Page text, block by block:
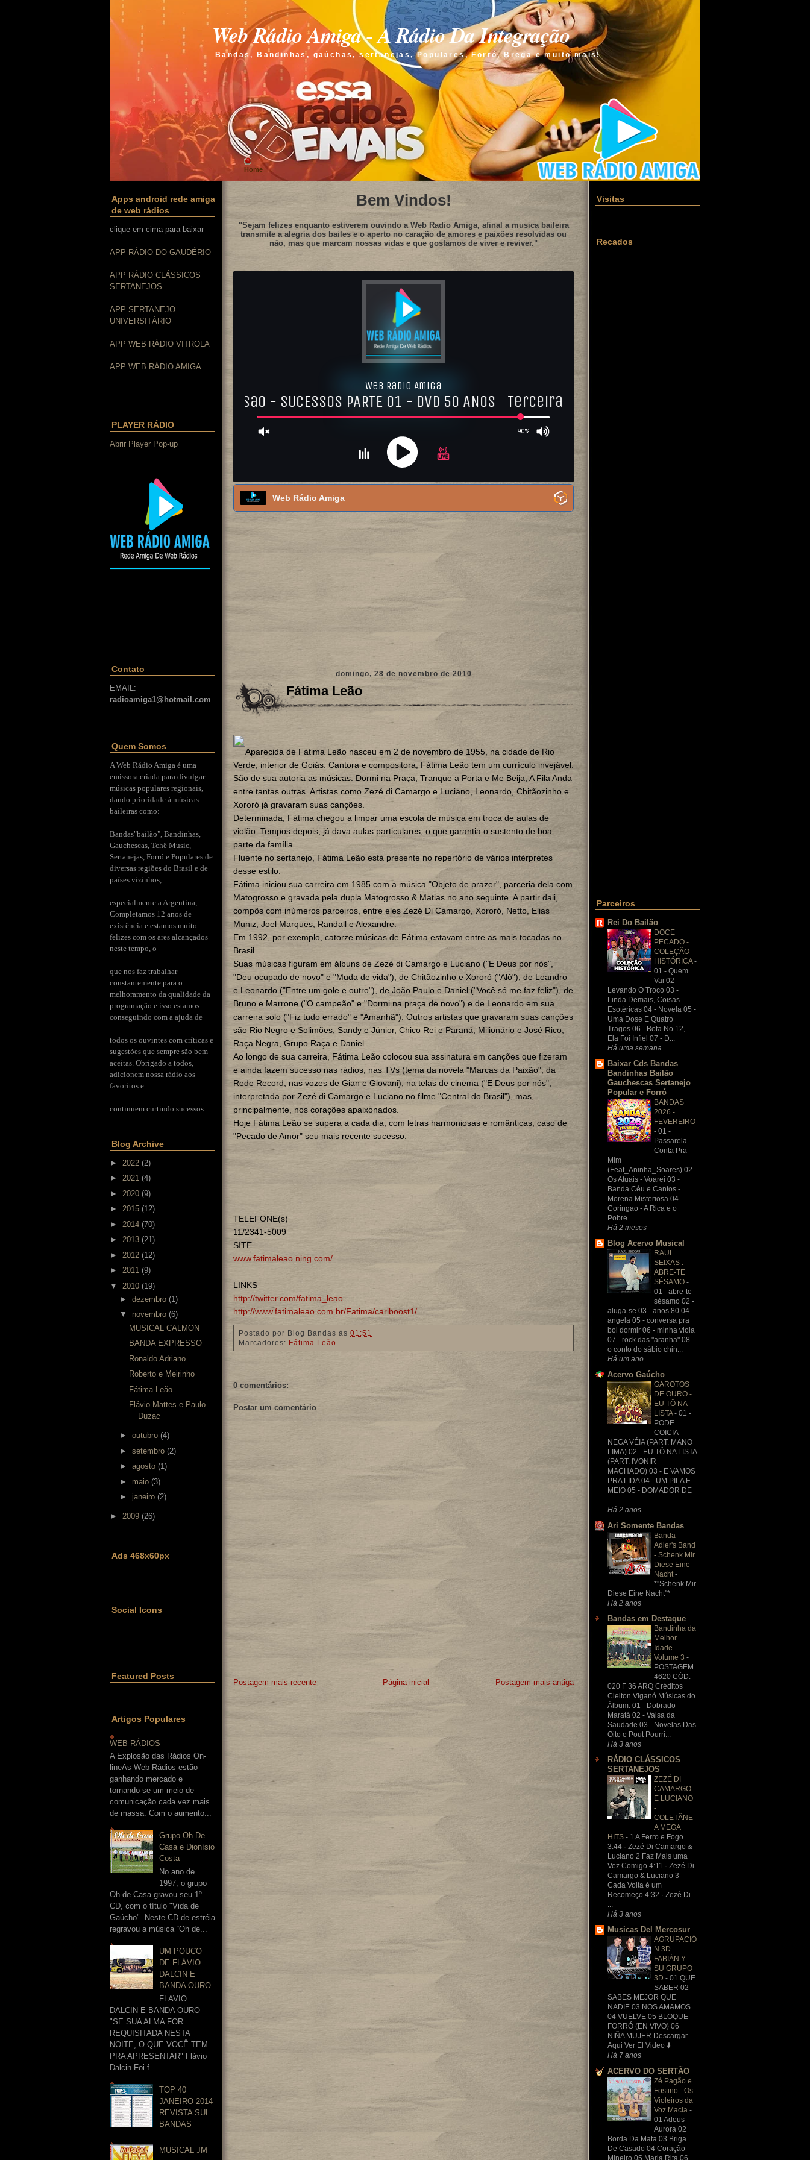
Web Rádio Amiga - A Rádio Da Integração
Bandas, Bandinhas, gaúchas, sertanejas, Populares, Forró, Brega e muito mais!
Home
Apps android rede amiga
de web rádios
clique em cima para baixar
APP RÁDIO DO GAUDÉRIO
APP RÁDIO CLÁSSICOS
SERTANEJOS
APP SERTANEJO
UNIVERSITÁRIO
APP WEB RÁDIO VITROLA
APP WEB RÁDIO AMIGA
PLAYER RÁDIO
Abrir Player Pop-up
Contato
EMAIL:
radioamiga1@hotmail.com
Quem Somos
A Web Rádio Amiga é uma
emissora criada para divulgar
músicas populares regionais,
dando prioridade à músicas
baileiras como:
Bandas"bailão", Bandinhas,
Gauchescas, Tchê Music,
Sertanejas, Forró e Populares de
diversas regiões do Brasil e de
países vizinhos,
especialmente a Argentina,
Completamos 12 anos de
existência e estamos muito
felizes com os ares alcançados
neste tempo, o
que nos faz trabalhar
constantemente para o
melhoramento da qualidade da
programação e isso estamos
conseguindo com a ajuda de
todos os ouvintes com críticas e
sugestões que sempre são bem
aceitas. Obrigado a todos,
adicionem nossa rádio aos
favoritos e
continuem curtindo sucessos.
Blog Archive
► 2022 (2)
► 2021 (4)
► 2020 (9)
► 2015 (12)
► 2014 (70)
► 2013 (21)
► 2012 (12)
► 2011 (9)
▼ 2010 (19)
► dezembro (1)
▼ novembro (6)
MUSICAL CALMON
BANDA EXPRESSO
Ronaldo Adriano
Roberto e Meirinho
Fátima Leão
Flávio Mattes e Paulo
Duzac
► outubro (4)
► setembro (2)
► agosto (1)
► maio (3)
► janeiro (2)
► 2009 (26)
Ads 468x60px
Social Icons
Featured Posts
Artigos Populares
WEB RÁDIOS
A Explosão das Rádios On-
lineAs Web Rádios estão
ganhando mercado e
tornando-se um meio de
comunicação cada vez mais
de massa. Com o aumento...
Grupo Oh De
Casa e Dionísio
Costa
No ano de
1997, o grupo
Oh de Casa gravou seu 1º
CD, com o título "Vida de
Gaúcho". Neste CD de estréia
regravou a música “Oh de...
UM POUCO
DE FLÁVIO
DALCIN E
BANDA OURO
FLAVIO
DALCIN E BANDA OURO
"SE SUA ALMA FOR
REQUISITADA NESTA
NOITE, O QUE VOCÊ TEM
PRA APRESENTAR" Flávio
Dalcin Foi f...
TOP 40
JANEIRO 2014
REVISTA SUL
BANDAS
MUSICAL JM
Bem Vindos!
"Sejam felizes enquanto estiverem ouvindo a Web Radio Amiga, afinal a musica baileira
transmite a alegria dos bailes e o aperto no caração de amores e paixões resolvidas ou
não, mas que marcam nossas vidas e que gostamos de viver e reviver."
Web Rádio Amiga
domingo, 28 de novembro de 2010
Fátima Leão
Aparecida de Fátima Leão nasceu em 2 de novembro de 1955, na cidade de Rio
Verde, interior de Goiás. Cantora e compositora, Fátima Leão tem um currículo invejável.
São de sua autoria as músicas: Dormi na Praça, Tranque a Porta e Me Beija, A Fila Anda
entre tantas outras. Artistas como Zezé di Camargo e Luciano, Leonardo, Chitãozinho e
Xororó já gravaram suas canções.
Determinada, Fátima chegou a limpar uma escola de música em troca de aulas de
violão. Tempos depois, já dava aulas particulares, o que garantia o sustento de boa
parte da família.
Fluente no sertanejo, Fátima Leão está presente no repertório de vários intérpretes
desse estilo.
Fátima iniciou sua carreira em 1985 com a música "Objeto de prazer", parceria dela com
Matogrosso e gravada pela dupla Matogrosso & Matias no ano seguinte. A partir dali,
compôs com inúmeros parceiros, entre eles Zezé Di Camargo, Xororó, Netto, Elias
Muniz, Joel Marques, Randall e Alexandre.
Em 1992, por exemplo, catorze músicas de Fátima estavam entre as mais tocadas no
Brasil.
Suas músicas figuram em álbuns de Zezé di Camargo e Luciano ("E Deus por nós",
"Deu ocupado de novo" e "Muda de vida"), de Chitãozinho e Xororó ("Alô"), de Leandro
e Leonardo ("Entre um gole e outro"), de João Paulo e Daniel ("Você só me faz feliz"), de
Bruno e Marrone ("O campeão" e "Dormi na praça de novo") e de Leonardo em sua
carreira solo ("Fiz tudo errado" e "Amanhã"). Outros artistas que gravaram suas canções
são Rio Negro e Solimões, Sandy e Júnior, Chico Rei e Paraná, Milionário e José Rico,
Raça Negra, Grupo Raça e Daniel.
Ao longo de sua carreira, Fátima Leão colocou sua assinatura em canções que fizeram
e ainda fazem sucesso nas rádios, nas TVs (tema da novela "Marcas da Paixão", da
Rede Record, nas vozes de Gian e Giovani), na telas de cinema ("E Deus por nós",
interpretada por Zezé di Camargo e Luciano no filme "Central do Brasil"), mas,
principalmente, nos corações apaixonados.
Hoje Fátima Leão se supera a cada dia, com letras harmoniosas e românticas, caso de
"Pecado de Amor" seu mais recente sucesso.
TELEFONE(s)
11/2341-5009
SITE
www.fatimaleao.ning.com/
LINKS
http://twitter.com/fatima_leao
http://www.fatimaleao.com.br/Fatima/cariboost1/
Postado por Blog Bandas às 01:51
Marcadores: Fátima Leão
0 comentários:
Postar um comentário
Postagem mais recente Postagem mais antiga
Página inicial
Visitas
Recados
Parceiros
Rei Do Bailão
DOCE
PECADO -
COLEÇÃO
HISTÓRICA-
01 - Quem
Vai 02 -
Levando O Troco 03 -
Linda Demais, Coisas
Esotéricas 04 - Novela 05 -
Uma Dose E Quatro
Tragos 06 - Bota No 12,
Ela Foi Infiel 07 - D...
Há uma semana
Baixar Cds Bandas
Bandinhas Bailão
Gauchescas Sertanejo
Popular e Forró
BANDAS
2026 -
FEVEREIRO
- 01 -
Passarela -
Conta Pra
Mim
(Feat_Aninha_Soares) 02 -
Os Atuais - Voarei 03 -
Banda Céu e Cantos -
Morena Misteriosa 04 -
Coringao - A Rica e o
Pobre ...
Há 2 meses
Blog Acervo Musical
RAUL
SEIXAS :
ABRE-TE
SÉSAMO -
01 - abre-te
sésamo 02 -
aluga-se 03 - anos 80 04 -
angela 05 - conversa pra
boi dormir 06 - minha viola
07 - rock das "aranha" 08 -
o conto do sábio chin...
Há um ano
Acervo Gaúcho
GAROTOS
DE OURO -
EU TÔ NA
LISTA- 01 -
PODE
COICIA
NEGA VÉIA (PART. MANO
LIMA) 02 - EU TÔ NA LISTA
(PART. IVONIR
MACHADO) 03 - E VAMOS
PRA LIDA 04 - UM PILA E
MEIO 05 - DOMADOR DE
...
Há 2 anos
Ari Somente Bandas
Banda
Adler's Band
- Schenk Mir
Diese Eine
Nacht -
*''Schenk Mir
Diese Eine Nacht''*
Há 2 anos
Bandas em Destaque
Bandinha da
Melhor
Idade
Volume 3 -
POSTAGEM
4620 CÓD:
020 F 36 ARQ Créditos
Cleiton Viganó Músicas do
Álbum: 01 - Dobrado
Maratá 02 - Valsa da
Saudade 03 - Novelas Das
Oito e Pout Pourri...
Há 3 anos
RÁDIO CLÁSSICOS
SERTANEJOS
ZEZÉ DI
CAMARGO
E LUCIANO
-
COLETÂNE
A MEGA
HITS - 1 A Ferro e Fogo
3:44 · Zezé Di Camargo &
Luciano 2 Faz Mais uma
Vez Comigo 4:11 · Zezé Di
Camargo & Luciano 3
Cada Volta é um
Recomeço 4:32 · Zezé Di
...
Há 3 anos
Musicas Del Mercosur
AGRUPACIÓ
N 3D
FABIÁN Y
SU GRUPO
3D - 01 QUE
SABER 02
SABES MEJOR QUE
NADIE 03 NOS AMAMOS
04 VUELVE 05 BLOQUE
FORRÓ (EN VIVO) 06
NIÑA MUJER Descargar
Aqui Ver El Video ⬇️
Há 7 anos
ACERVO DO SERTÃO
Zé Pagão e
Fostino - Os
Violeiros da
Voz Macia -
01 Adeus
Aurora 02
Borda Da Mata 03 Briga
De Casado 04 Coração
Mineiro 05 Maria Rita 06